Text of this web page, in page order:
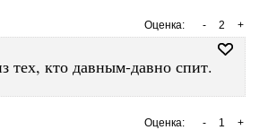
Оценка: +
2
-
кто давным-давно спит.
Оценка: +
1
-